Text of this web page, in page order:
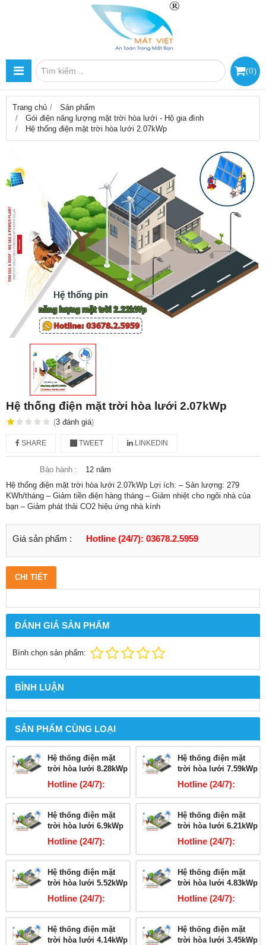
(0)
Trang chủ
Sản phẩm
Gói điện năng lượng mặt trời hòa lưới - Hộ gia đình
Hệ thống điện mặt trời hòa lưới 2.07kWp
Hệ thống điện mặt trời hòa lưới 2.07kWp
(3 đánh giá)
SHARE TWEET LINKEDIN
Bảo hành :
12 năm
Hệ thống điện mặt trời hòa lưới 2.07kWp Lợi ích: – Sản lượng: 279
KWh/tháng – Giảm tiền điện hàng tháng – Giảm nhiệt cho ngôi nhà của
bạn – Giảm phát thải CO2 hiệu ứng nhà kính
Giá sản phẩm : Hotline (24/7): 03678.2.5959
CHI TIẾT
ĐÁNH GIÁ SẢN PHẨM
Bình chọn sản phẩm:
BÌNH LUẬN
SẢN PHẨM CÙNG LOẠI
Hệ thống điện mặt
trời hòa lưới 8.28kWp
Hotline (24/7):
03678.2.5959
Hệ thống điện mặt
trời hòa lưới 7.59kWp
Hotline (24/7):
03678.2.5959
Hệ thống điện mặt
trời hòa lưới 6.9kWp
Hotline (24/7):
03678.2.5959
Hệ thống điện mặt
trời hòa lưới 6.21kWp
Hotline (24/7):
03678.2.5959
Hệ thống điện mặt
trời hòa lưới 5.52kWp
Hotline (24/7):
03678.2.5959
Hệ thống điện mặt
trời hòa lưới 4.83kWp
Hotline (24/7):
03678.2.5959
Hệ thống điện mặt
trời hòa lưới 4.14kWp
Hệ thống điện mặt
trời hòa lưới 3.45kWp